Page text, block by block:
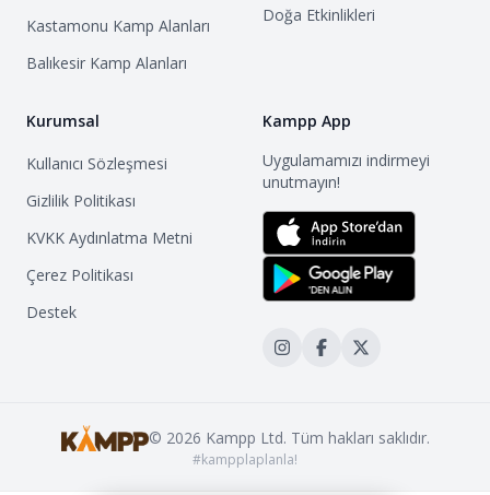
Kastamonu Kamp Alanları
Balıkesir Kamp Alanları
Doğa Etkinlikleri
Kurumsal
Kullanıcı Sözleşmesi
Gizlilik Politikası
KVKK Aydınlatma Metni
Çerez Politikası
Destek
Kampp App
Uygulamamızı indirmeyi
unutmayın!
© 2026 Kampp Ltd. Tüm hakları saklıdır.
#kampplaplanla!